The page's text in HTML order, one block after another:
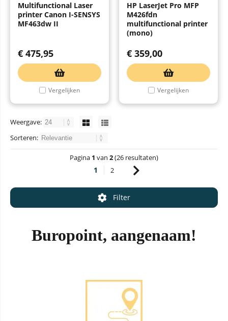
Multifunctional Laser
printer Canon I-SENSYS
MF463dw II
€ 475,95
Vergelijken
HP LaserJet Pro MFP
M426fdn
multifunctional printer
(mono)
€ 359,00
Vergelijken
Weergave:
Sorteren:
Pagina 1 van 2(26 resultaten)
1 2
Filter
Buropoint, aangenaam!